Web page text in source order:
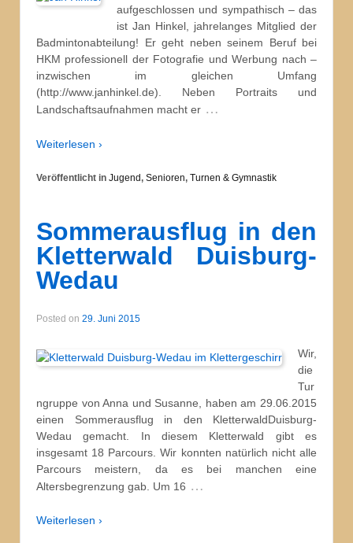
aufgeschlossen und sympathisch – das
ist Jan Hinkel, jahrelanges Mitglied der
Badmintonabteilung! Er geht neben seinem Beruf bei
HKM professionell der Fotografie und Werbung nach –
inzwischen im gleichen Umfang
(http://www.janhinkel.de). Neben Portraits und
Landschaftsaufnahmen macht er …
Weiterlesen ›
Veröffentlicht in Jugend, Senioren, Turnen & Gymnastik
Sommerausflug in den
Kletterwald Duisburg-
Wedau
Posted on 29. Juni 2015
Wir,
die
Tur
ngruppe von Anna und Susanne, haben am 29.06.2015
einen Sommerausflug in den KletterwaldDuisburg-
Wedau gemacht. In diesem Kletterwald gibt es
insgesamt 18 Parcours. Wir konnten natürlich nicht alle
Parcours meistern, da es bei manchen eine
Altersbegrenzung gab. Um 16 …
Weiterlesen ›